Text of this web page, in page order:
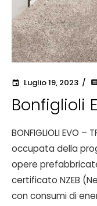
event Luglio 19, 2023
Bonfiglioli
BONFIGLIOLI EVO –
occupata della
opere
certificato NZEB
con consumi di